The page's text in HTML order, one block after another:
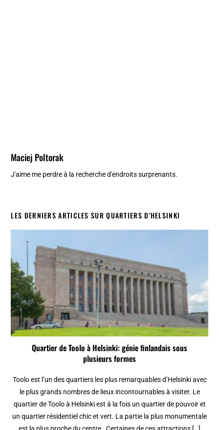
Maciej Poltorak
J'aime me perdre à la recherche d'endroits surprenants.
LES DERNIERS ARTICLES SUR QUARTIERS D'HELSINKI
Quartier de Toolo à Helsinki: génie finlandais sous
plusieurs formes
Toolo est l’un des quartiers les plus remarquables d’Helsinki avec
le plus grands nombres de lieux incontournables à visiter. Le
quartier de Toolo à Helsinki est à la fois un quartier de pouvoir et
un quartier résidentiel chic et vert. La partie la plus monumentale
est la plus proche du centre. Certaines de ces attractions […]